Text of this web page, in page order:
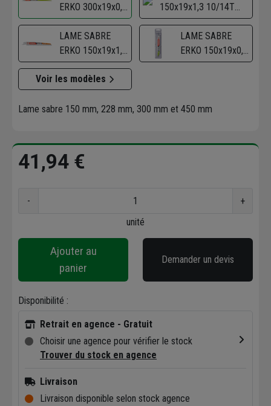
ERKO 300x19x0,9
10T MULTI K9
ETUI 5
150x19x1,3 10/14T
MULTI K13 ETUI 5
LAME SABRE
ERKO 150x19x1,3
6/10T MULTI K13
ETUI 5
LAME SABRE
ERKO 150x19x0,9
10T MULTI K9
Voir les modèles
Lame sabre 150 mm, 228 mm, 300 mm et 450 mm
41,94 €
-
+
unité
Ajouter au
panier
Demander un devis
Disponibilité :
Retrait en agence - Gratuit
Choisir une agence pour vérifier le stock
Trouver du stock en agence
Livraison
Livraison disponible selon stock agence